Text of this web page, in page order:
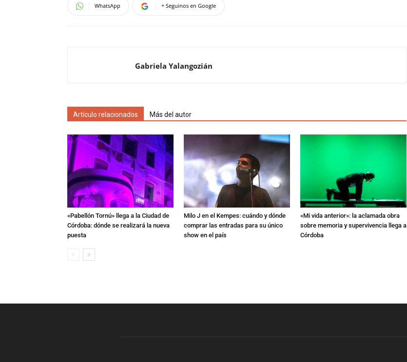
WhatsApp + Seguinos en Google
Gabriela Yalangozián
Artículo relacionados Más del autor
«Pabellón Tornú» llega a la Ciudad de
Córdoba: dónde se realizará la nueva
puesta
Milo J en el Kempes: cuándo y dónde
comprar las entradas para su único
show en el país
«Mi vida anterior»: la aclamada obra
sobre memoria y supervivencia llega a
Córdoba